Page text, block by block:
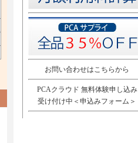
お問い合わせはこちらから
PCAクラウド 無料体験申し込み
受け付け中＜申込みフォーム＞